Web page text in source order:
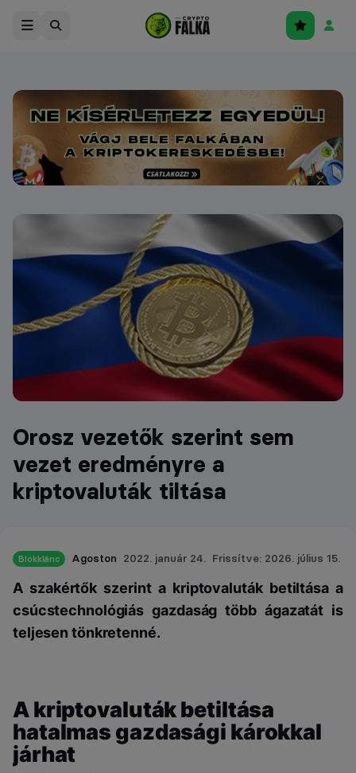
Orosz vezetők szerint sem
vezet eredményre a
kriptovaluták tiltása
Blokklánc Agoston 2022. január 24. Frissítve: 2026. július 15.
A szakértők szerint a kriptovaluták betiltása a
csúcstechnológiás gazdaság több ágazatát is
teljesen tönkretenné.
A kriptovaluták betiltása
hatalmas gazdasági károkkal
járhat